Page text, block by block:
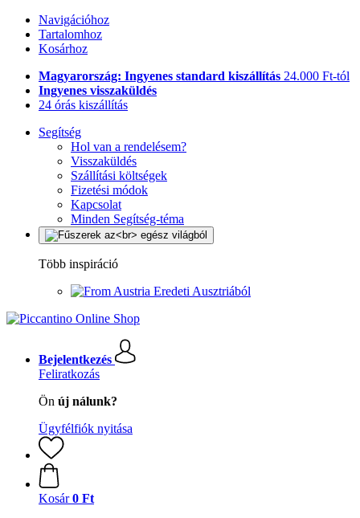
Navigációhoz
Tartalomhoz
Kosárhoz
Magyarország: Ingyenes standard kiszállítás 24.000 Ft-tól
Ingyenes visszaküldés
24 órás kiszállítás
Segítség
Hol van a rendelésem?
Visszaküldés
Szállítási költségek
Fizetési módok
Kapcsolat
Minden Segítség-téma
Több inspiráció
Eredeti Ausztriából
Bejelentkezés
Feliratkozás
Ön új nálunk?
Ügyfélfiók nyitása
Kosár 0 Ft